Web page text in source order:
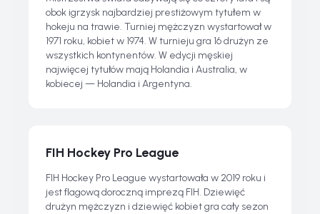
obok igrzysk najbardziej prestiżowym tytułem w
hokeju na trawie. Turniej mężczyzn wystartował w
1971 roku, kobiet w 1974. W turnieju gra 16 drużyn ze
wszystkich kontynentów. W edycji męskiej
najwięcej tytułów mają Holandia i Australia, w
kobiecej — Holandia i Argentyna.
FIH Hockey Pro League
FIH Hockey Pro League wystartowała w 2019 roku i
jest flagową doroczną imprezą FIH. Dziewięć
drużyn mężczyzn i dziewięć kobiet gra cały sezon